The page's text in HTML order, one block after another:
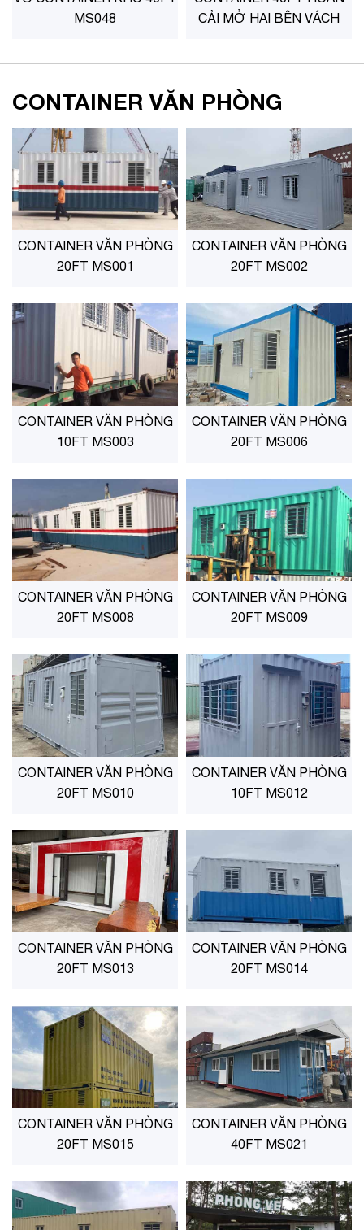
MS048
CẢI MỞ HAI BÊN VÁCH
CONTAINER VĂN PHÒNG
CONTAINER VĂN PHÒNG
20FT MS001
CONTAINER VĂN PHÒNG
20FT MS002
CONTAINER VĂN PHÒNG
10FT MS003
CONTAINER VĂN PHÒNG
20FT MS006
CONTAINER VĂN PHÒNG
20FT MS008
CONTAINER VĂN PHÒNG
20FT MS009
CONTAINER VĂN PHÒNG
20FT MS010
CONTAINER VĂN PHÒNG
10FT MS012
CONTAINER VĂN PHÒNG
20FT MS013
CONTAINER VĂN PHÒNG
20FT MS014
CONTAINER VĂN PHÒNG
20FT MS015
CONTAINER VĂN PHÒNG
40FT MS021